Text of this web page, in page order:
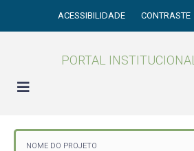
ACESSIBILIDADE CONTRASTE
PORTAL INSTITUCIONAL
NOME DO PROJETO